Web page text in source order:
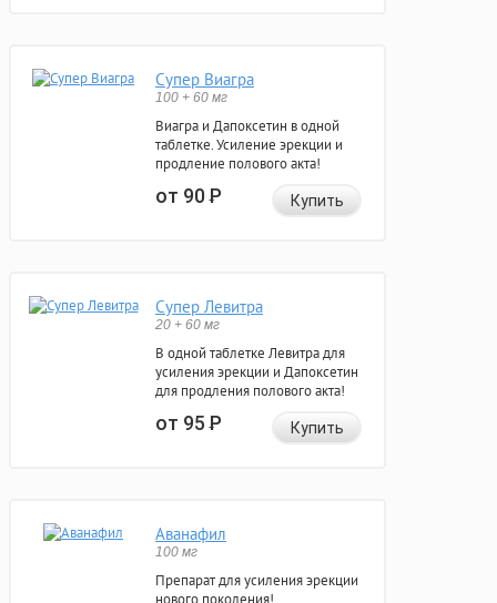
Супер Виагра
100 + 60 мг
Виагра и Дапоксетин в одной
таблетке. Усиление эрекции и
продление полового акта!
от 90Р Купить
Супер Левитра
20 + 60 мг
В одной таблетке Левитра для
усиления эрекции и Дапоксетин
для продления полового акта!
от 95Р Купить
Аванафил
100 мг
Препарат для усиления эрекции